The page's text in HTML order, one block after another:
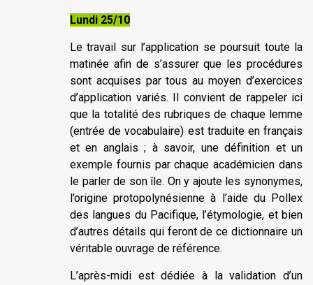
Lundi 25/10
Le travail sur l’application se poursuit toute la
matinée afin de s’assurer que les procédures
sont acquises par tous au moyen d’exercices
d’application variés. Il convient de rappeler ici
que la totalité des rubriques de chaque lemme
(entrée de vocabulaire) est traduite en français
et en anglais ; à savoir, une définition et un
exemple fournis par chaque académicien dans
le parler de son île. On y ajoute les synonymes,
l’origine protopolynésienne à l’aide du Pollex
des langues du Pacifique, l’étymologie, et bien
d’autres détails qui feront de ce dictionnaire un
véritable ouvrage de référence.
L’après-midi est dédiée à la validation d’un